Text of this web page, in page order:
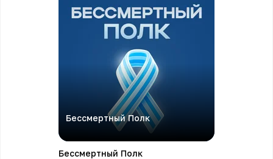
Бессмертный Полк
Бессмертный Полк